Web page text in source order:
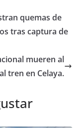
quemas de
tras captura de
mueren al
tren en Celaya.